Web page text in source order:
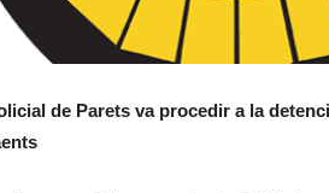
de Parets va procedir a la